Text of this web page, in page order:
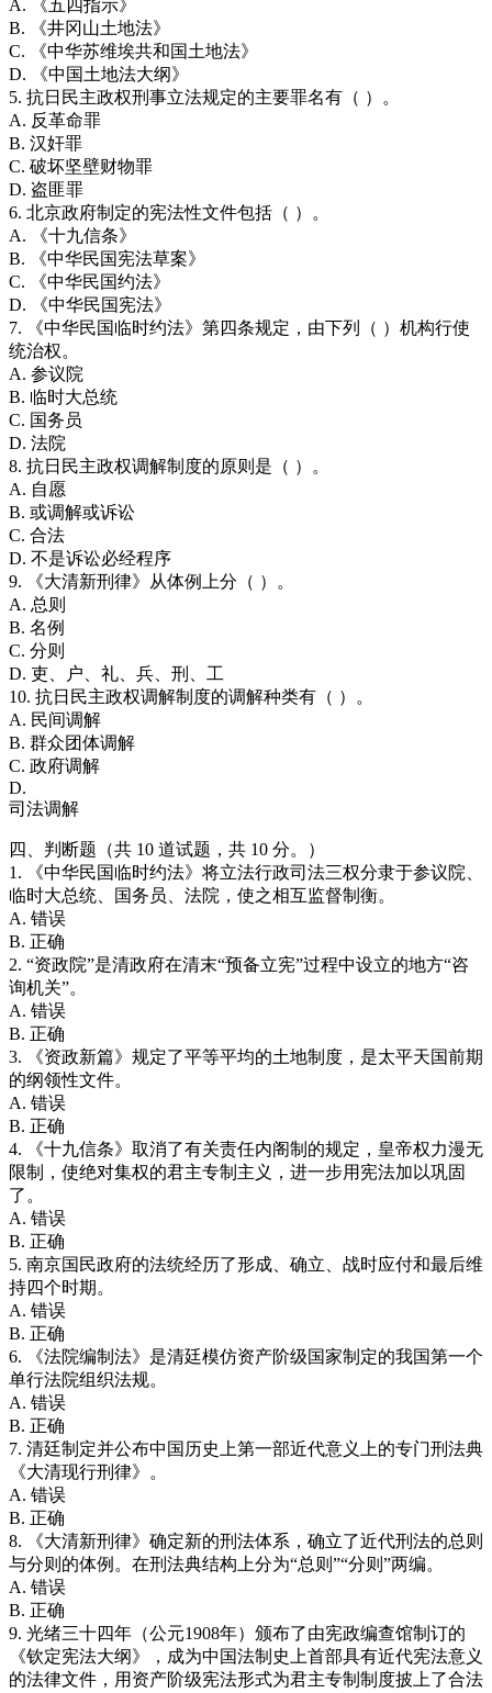
A. 《五四指示》
B. 《井冈山土地法》
C. 《中华苏维埃共和国土地法》
D. 《中国土地法大纲》
5. 抗日民主政权刑事立法规定的主要罪名有（ ）。
A. 反革命罪
B. 汉奸罪
C. 破坏坚壁财物罪
D. 盗匪罪
6. 北京政府制定的宪法性文件包括（ ）。
A. 《十九信条》
B. 《中华民国宪法草案》
C. 《中华民国约法》
D. 《中华民国宪法》
7. 《中华民国临时约法》第四条规定，由下列（ ）机构行使
统治权。
A. 参议院
B. 临时大总统
C. 国务员
D. 法院
8. 抗日民主政权调解制度的原则是（ ）。
A. 自愿
B. 或调解或诉讼
C. 合法
D. 不是诉讼必经程序
9. 《大清新刑律》从体例上分（ ）。
A. 总则
B. 名例
C. 分则
D. 吏、户、礼、兵、刑、工
10. 抗日民主政权调解制度的调解种类有（ ）。
A. 民间调解
B. 群众团体调解
C. 政府调解
D.
司法调解
四、判断题（共 10 道试题，共 10 分。）
1. 《中华民国临时约法》将立法行政司法三权分隶于参议院、
临时大总统、国务员、法院，使之相互监督制衡。
A. 错误
B. 正确
2. “资政院”是清政府在清末“预备立宪”过程中设立的地方“咨
询机关”。
A. 错误
B. 正确
3. 《资政新篇》规定了平等平均的土地制度，是太平天国前期
的纲领性文件。
A. 错误
B. 正确
4. 《十九信条》取消了有关责任内阁制的规定，皇帝权力漫无
限制，使绝对集权的君主专制主义，进一步用宪法加以巩固
了。
A. 错误
B. 正确
5. 南京国民政府的法统经历了形成、确立、战时应付和最后维
持四个时期。
A. 错误
B. 正确
6. 《法院编制法》是清廷模仿资产阶级国家制定的我国第一个
单行法院组织法规。
A. 错误
B. 正确
7. 清廷制定并公布中国历史上第一部近代意义上的专门刑法典
《大清现行刑律》。
A. 错误
B. 正确
8. 《大清新刑律》确定新的刑法体系，确立了近代刑法的总则
与分则的体例。在刑法典结构上分为“总则”“分则”两编。
A. 错误
B. 正确
9. 光绪三十四年（公元1908年）颁布了由宪政编查馆制订的
《钦定宪法大纲》，成为中国法制史上首部具有近代宪法意义
的法律文件，用资产阶级宪法形式为君主专制制度披上了合法